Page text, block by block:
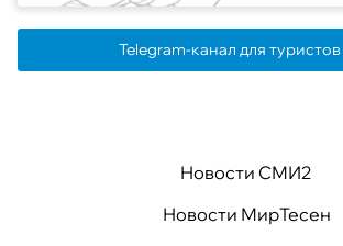
Telegram-канал для туристов
Новости СМИ2
Новости МирТесен